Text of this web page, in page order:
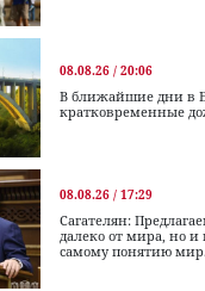
08.08.26 / 20:06
В ближайшие дни в
кратковременные
08.08.26 / 17:29
Сагателян:
далеко от мира, но и
самому понятию